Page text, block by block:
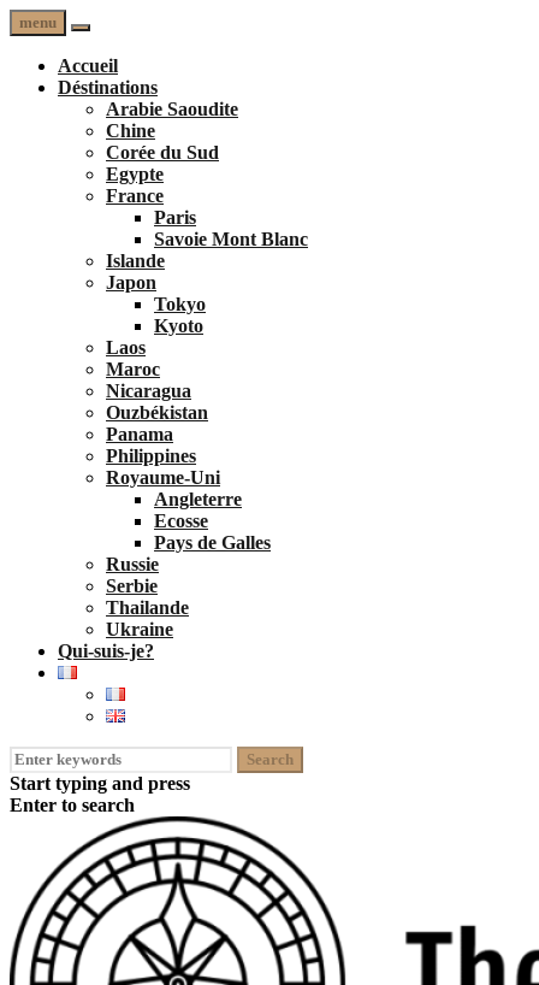
menu
Accueil
Déstinations
Arabie Saoudite
Chine
Corée du Sud
Egypte
France
Paris
Savoie Mont Blanc
Islande
Japon
Tokyo
Kyoto
Laos
Maroc
Nicaragua
Ouzbékistan
Panama
Philippines
Royaume-Uni
Angleterre
Ecosse
Pays de Galles
Russie
Serbie
Thailande
Ukraine
Qui-suis-je?
Search
for:
Start typing and press
Enter to search
content